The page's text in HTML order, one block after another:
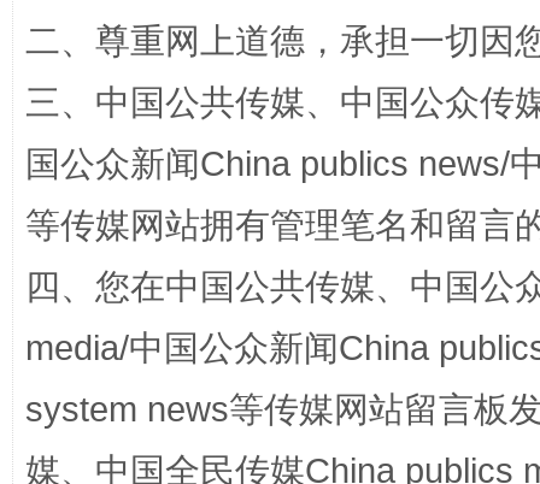
二、尊重网上道德，承担一切因
三、中国公共传媒、中国公众传
国公众新闻China publics news/
等传媒网站拥有管理笔名和留言
四、您在中国公共传媒、中国公
media/中国公众新闻China
system news等传媒网站留言板
媒、中国全民传媒China publics